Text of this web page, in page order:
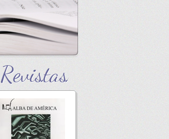
Revistas